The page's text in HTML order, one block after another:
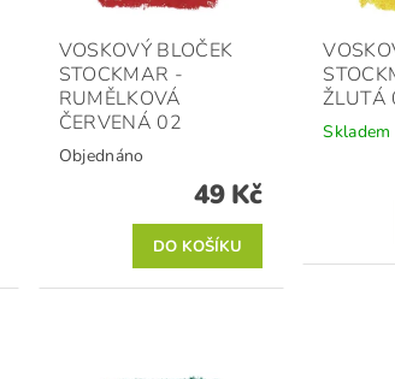
VOSKOVÝ BLOČEK
STOCKMAR -
RUMĚLKOVÁ
ČERVENÁ 02
Objednáno
49 Kč
ŽLUTÁ
Skladem